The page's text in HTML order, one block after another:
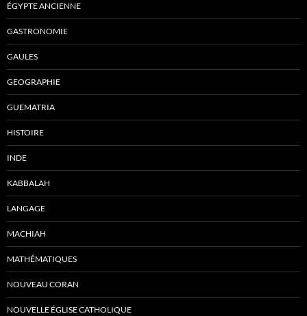
ÉGYPTE ANCIENNE
GASTRONOMIE
GAULES
GEOGRAPHIE
GUEMATRIA
HISTOIRE
INDE
KABBALAH
LANGAGE
MACHIAH
MATHÉMATIQUES
NOUVEAU CORAN
NOUVELLE ÉGLISE CATHOLIQUE